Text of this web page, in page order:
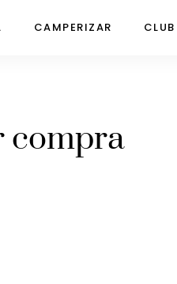
CAMPERIZAR CLUB
compra